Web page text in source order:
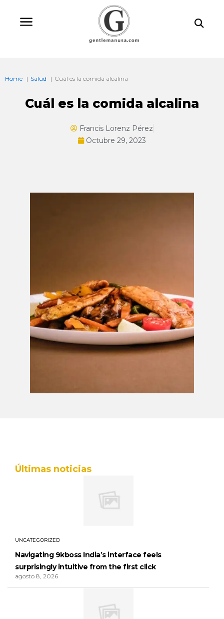
Home Salud Cuál es la comida alcalina
Cuál es la comida alcalina
Francis Lorenz Pérez
Octubre 29, 2023
Últimas noticias
UNCATEGORIZED
Navigating 9kboss India’s interface feels
surprisingly intuitive from the first click
agosto 8, 2026